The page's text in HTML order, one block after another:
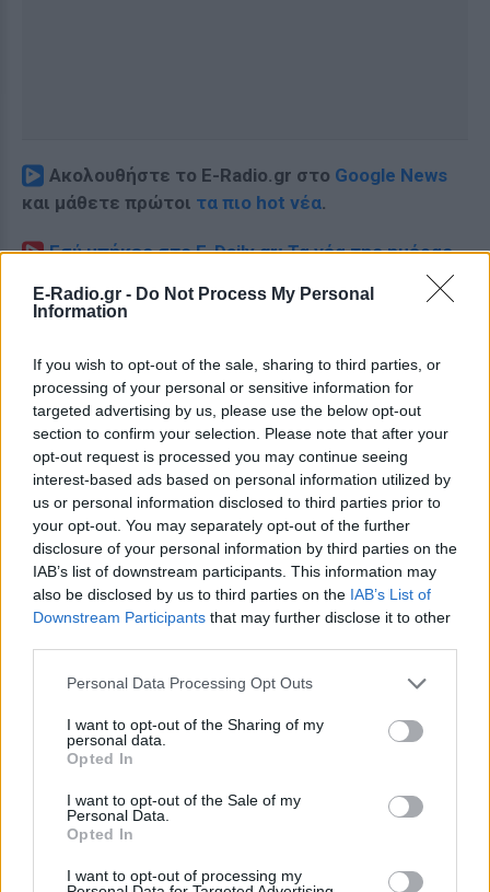
E-Radio.gr - Do Not Process My Personal
Information
If you wish to opt-out of the sale, sharing to third parties, or
processing of your personal or sensitive information for
targeted advertising by us, please use the below opt-out
section to confirm your selection. Please note that after your
opt-out request is processed you may continue seeing
interest-based ads based on personal information utilized by
us or personal information disclosed to third parties prior to
your opt-out. You may separately opt-out of the further
disclosure of your personal information by third parties on the
IAB’s list of downstream participants. This information may
also be disclosed by us to third parties on the IAB’s List of
Downstream Participants that may further disclose it to other
Personal Data Processing Opt Outs
I want to opt-out of the Sharing of my
personal data.
Opted In
I want to opt-out of the Sale of my
Personal Data.
Opted In
I want to opt-out of processing my
Ακολουθήστε το E-Radio.gr στο Google News
και μάθετε πρώτοι τα πιο hot νέα.
Εσύ μπήκες στο E-Daily.gr; Τα νέα της ημέρας
ΔΙΑΦΗΜΙΣΗ